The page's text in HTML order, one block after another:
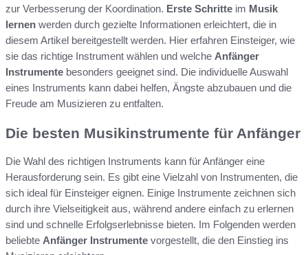
zur Verbesserung der Koordination. Erste Schritte im Musik
lernen werden durch gezielte Informationen erleichtert, die in
diesem Artikel bereitgestellt werden. Hier erfahren Einsteiger, wie
sie das richtige Instrument wählen und welche Anfänger
Instrumente besonders geeignet sind. Die individuelle Auswahl
eines Instruments kann dabei helfen, Ängste abzubauen und die
Freude am Musizieren zu entfalten.
Die besten Musikinstrumente für Anfänger
Die Wahl des richtigen Instruments kann für Anfänger eine
Herausforderung sein. Es gibt eine Vielzahl von Instrumenten, die
sich ideal für Einsteiger eignen. Einige Instrumente zeichnen sich
durch ihre Vielseitigkeit aus, während andere einfach zu erlernen
sind und schnelle Erfolgserlebnisse bieten. Im Folgenden werden
beliebte Anfänger Instrumente vorgestellt, die den Einstieg ins